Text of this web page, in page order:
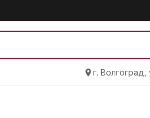
г.